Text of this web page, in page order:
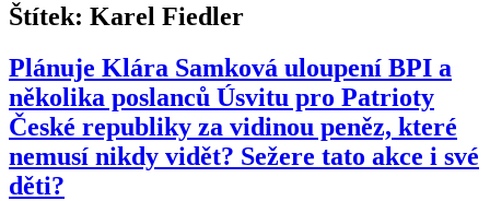
Štítek: Karel Fiedler
Plánuje Klára Samková uloupení BPI a
několika poslanců Úsvitu pro Patrioty
České republiky za vidinou peněz, které
nemusí nikdy vidět? Sežere tato akce i své
děti?